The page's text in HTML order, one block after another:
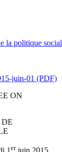
la politique
juin-01 (PDF)
ON
er